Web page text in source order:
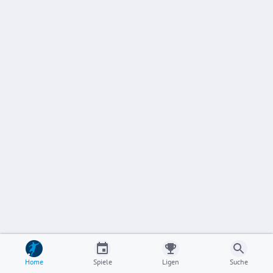
Home Spiele Ligen Suche